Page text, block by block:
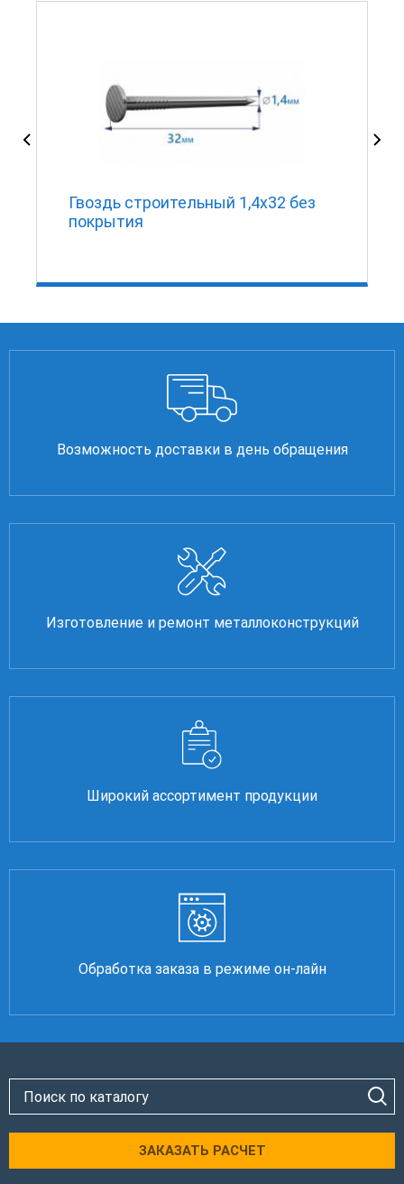
Гвоздь строительный 1,4х32 без
покрытия
Возможность доставки в день обращения
Изготовление и ремонт металлоконструкций
Широкий ассортимент продукции
Обработка заказа в режиме он-лайн
ЗАКАЗАТЬ РАСЧЕТ